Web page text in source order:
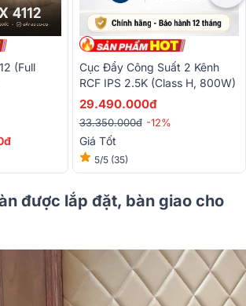
(full
Cục Đẩy Công Suất 2 Kênh
RCF IPS 2.5K (Class H, 800W)
29.490.000đ
33.350.000đ -12%
Giá Tốt
5/5 (35)
được lắp đặt, bàn giao cho